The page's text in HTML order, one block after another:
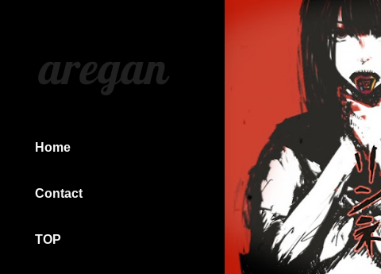
aregan
Home
Contact
TOP